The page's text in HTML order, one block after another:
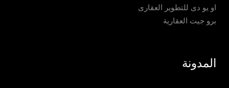
او يو دى للتطوير العقارى
برو جيت العقارية
المدونة